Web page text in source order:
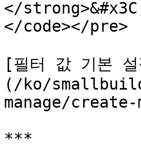
</
</code></pre>
[필터 값 기본
(/ko/
manage/
***